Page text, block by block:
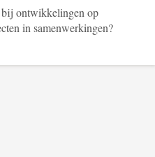
ontwikkelingen op
in samenwerkingen?